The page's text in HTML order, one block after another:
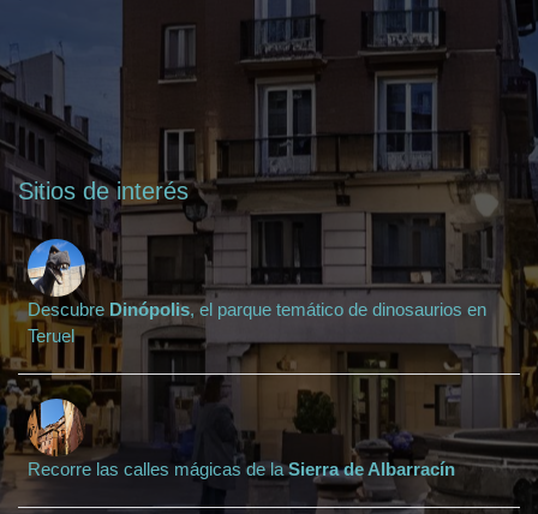
Sitios de interés
Descubre Dinópolis, el parque temático de dinosaurios en
Teruel
Recorre las calles mágicas de laSierra de Albarracín